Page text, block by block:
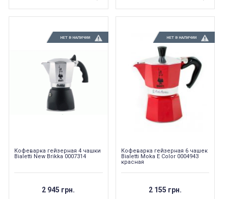
НЕТ В НАЛИЧИИ
Кофеварка гейзерная 4 чашки
Bialetti New Brikka 0007314
2 945 грн.
НЕТ В НАЛИЧИИ
Кофеварка гейзерная 6 чашек
Bialetti Moka E Color 0004943
красная
2 155 грн.